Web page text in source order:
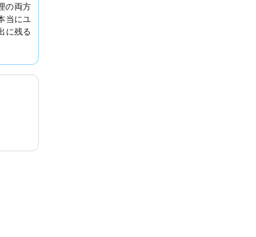
の両方
当にユ
に残る